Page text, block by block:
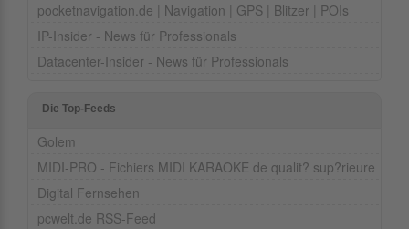
pocketnavigation.de | Navigation | GPS | Blitzer | POIs
IP-Insider - News für Professionals
Datacenter-Insider - News für Professionals
Die Top-Feeds
Golem
MIDI-PRO - Fichiers MIDI KARAOKE de qualit? sup?rieure
Digital Fernsehen
pcwelt.de RSS-Feed